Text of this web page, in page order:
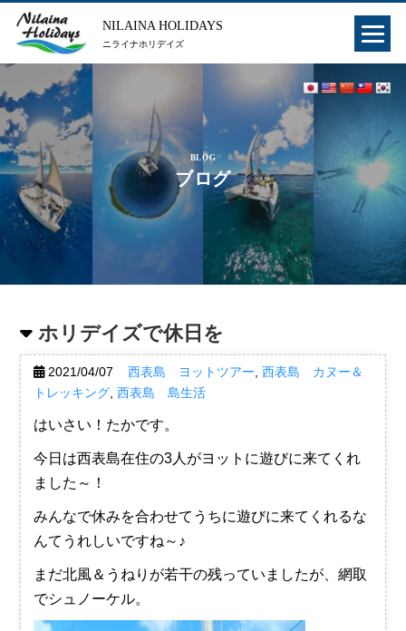
NILAINA HOLIDAYS
ニライナホリデイズ
BLOG
ブログ
ホリデイズで休日を
2021/04/07 西表島 ヨットツアー 西表島 カヌー＆
トレッキング, 西表島 島生活
はいさい！たかです。
今日は西表島在住の3人がヨットに遊びに来てくれ
ました～！
みんなで休みを合わせてうちに遊びに来てくれるな
んてうれしいですね～♪
まだ北風＆うねりが若干の残っていましたが、網取
でシュノーケル。